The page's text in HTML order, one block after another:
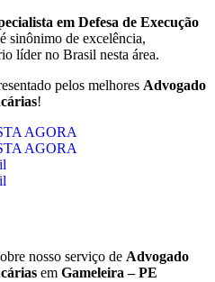
em Defesa de Execução
é sinônimo de excelência,
líder no Brasil nesta área.
pelos melhores Advogado
!
AGORA
AGORA
nosso serviço de Advogado
em Gameleira – PE